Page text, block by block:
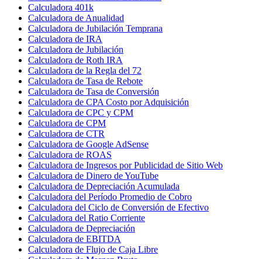
Calculadora 401k
Calculadora de Anualidad
Calculadora de Jubilación Temprana
Calculadora de IRA
Calculadora de Jubilación
Calculadora de Roth IRA
Calculadora de la Regla del 72
Calculadora de Tasa de Rebote
Calculadora de Tasa de Conversión
Calculadora de CPA Costo por Adquisición
Calculadora de CPC y CPM
Calculadora de CPM
Calculadora de CTR
Calculadora de Google AdSense
Calculadora de ROAS
Calculadora de Ingresos por Publicidad de Sitio Web
Calculadora de Dinero de YouTube
Calculadora de Depreciación Acumulada
Calculadora del Período Promedio de Cobro
Calculadora del Ciclo de Conversión de Efectivo
Calculadora del Ratio Corriente
Calculadora de Depreciación
Calculadora de EBITDA
Calculadora de Flujo de Caja Libre